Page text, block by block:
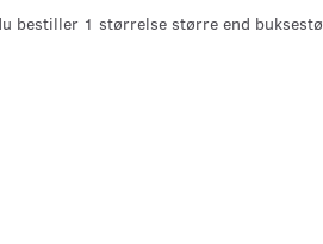
bestiller 1 størrelse større end